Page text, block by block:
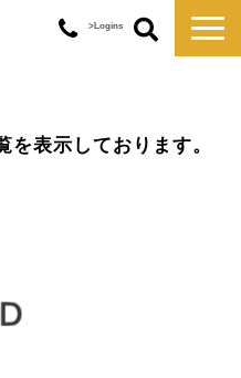
>Logins
を表示しております。